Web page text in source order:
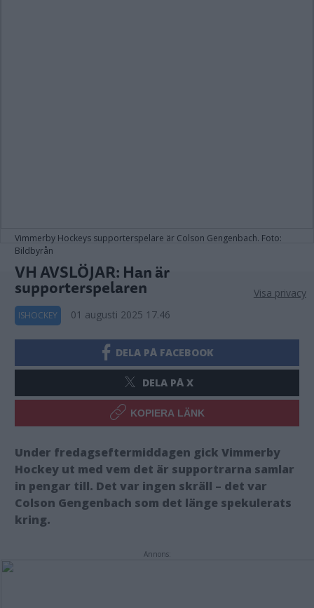
Vimmerby Hockeys supporterspelare är Colson Gengenbach. Foto:
Bildbyrån
VH AVSLÖJAR: Han är
supporterspelaren
ISHOCKEY 01 augusti 2025 17.46
DELA PÅ FACEBOOK
DELA PÅ X
KOPIERA LÄNK
Under fredagseftermiddagen gick Vimmerby
Hockey ut med vem det är supportrarna samlar
in pengar till. Det var ingen skräll – det var
Colson Gengenbach som det länge spekulerats
kring.
Annons:
Visa privacy